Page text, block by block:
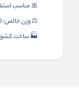
🎀 مناسب
⚖️ وزن خالص: 30 گرم
🏭 ساخت